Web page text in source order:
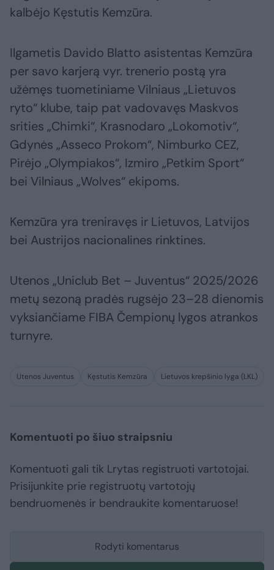
kalbėjo Kęstutis Kemzūra.
Ilgametis Davido Blatto asistentas Kemzūra
per savo karjerą vyr. trenerio postą yra
užėmęs tuometiniame Vilniaus „Lietuvos
ryto“ klube, taip pat vadovavęs Maskvos
srities „Chimki“, Krasnodaro „Lokomotiv“,
Gdynės „Asseco Prokom“, Nimburko CEZ,
Pirėjo „Olympiakos“, Izmiro „Petkim Sport“
bei Vilniaus „Wolves“ ekipoms.
Kemzūra yra treniravęs ir Lietuvos, Latvijos
bei Austrijos nacionalines rinktines.
Utenos „Uniclub Bet – Juventus“ 2025/2026
metų sezoną pradės rugsėjo 23–28 dienomis
vyksiančiame FIBA Čempionų lygos atrankos
turnyre.
Utenos Juventus Kęstutis Kemzūra Lietuvos krepšinio lyga (LKL)
Komentuoti po šiuo straipsniu
Komentuoti gali tik Lrytas registruoti vartotojai.
Prisijunkite prie registruotų vartotojų
bendruomenės ir bendraukite komentaruose!
Rodyti komentarus